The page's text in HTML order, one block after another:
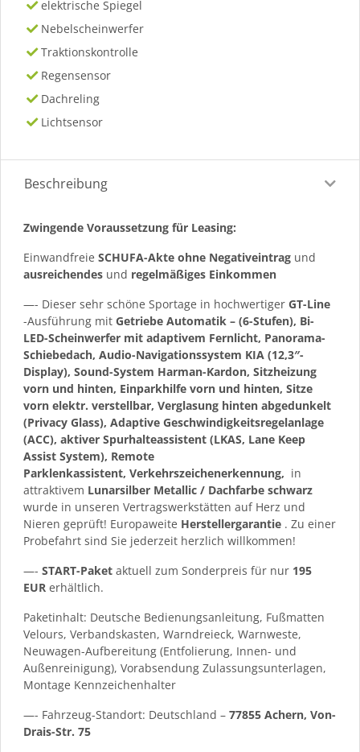
elektrische Spiegel
Nebelscheinwerfer
Traktionskontrolle
Regensensor
Dachreling
Lichtsensor
Beschreibung
Zwingende Voraussetzung für Leasing:
Einwandfreie SCHUFA-Akte ohne Negativeintrag und
ausreichendes und regelmäßiges Einkommen
—- Dieser sehr schöne Sportage in hochwertiger GT-Line
-Ausführung mit Getriebe Automatik – (6-Stufen), Bi-
LED-Scheinwerfer mit adaptivem Fernlicht, Panorama-
Schiebedach, Audio-Navigationssystem KIA (12,3″-
Display), Sound-System Harman-Kardon, Sitzheizung
vorn und hinten, Einparkhilfe vorn und hinten, Sitze
vorn elektr. verstellbar, Verglasung hinten abgedunkelt
(Privacy Glass), Adaptive Geschwindigkeitsregelanlage
(ACC), aktiver Spurhalteassistent (LKAS, Lane Keep
Assist System), Remote
Parklenkassistent, Verkehrszeichenerkennung, in
attraktivem Lunarsilber Metallic / Dachfarbe schwarz
wurde in unseren Vertragswerkstätten auf Herz und
Nieren geprüft! Europaweite Herstellergarantie . Zu einer
Probefahrt sind Sie jederzeit herzlich willkommen!
—- START-Paket aktuell zum Sonderpreis für nur 195
EUR erhältlich.
Paketinhalt: Deutsche Bedienungsanleitung, Fußmatten
Velours, Verbandskasten, Warndreieck, Warnweste,
Neuwagen-Aufbereitung (Entfolierung, Innen- und
Außenreinigung), Vorabsendung Zulassungsunterlagen,
Montage Kennzeichenhalter
—- Fahrzeug-Standort: Deutschland – 77855 Achern, Von-
Drais-Str. 75